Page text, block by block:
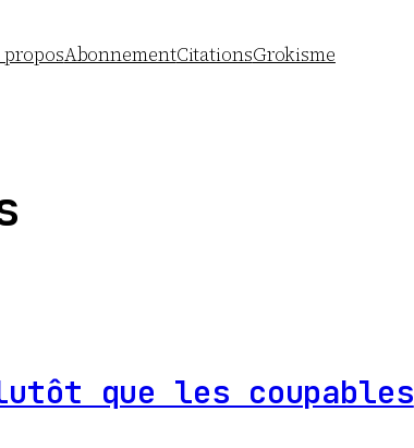
proposAbonnementCitationsGrokisme
que les coupables